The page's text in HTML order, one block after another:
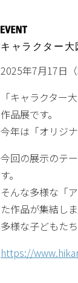
キャラクター
2025年7月17日
「キャラクター
作品展です。
今年は「オリジ
今回の展示のテ
す。
そんな多様な「
た作品が集結しま
多様な子どもた
https://